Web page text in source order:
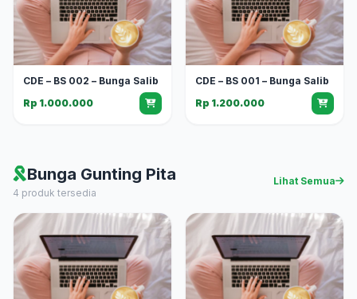
CDE – BS 002 – Bunga Salib
Rp 1.000.000
CDE – BS 001 – Bunga Salib
Rp 1.200.000
Bunga Gunting Pita
4 produk tersedia
Lihat Semua